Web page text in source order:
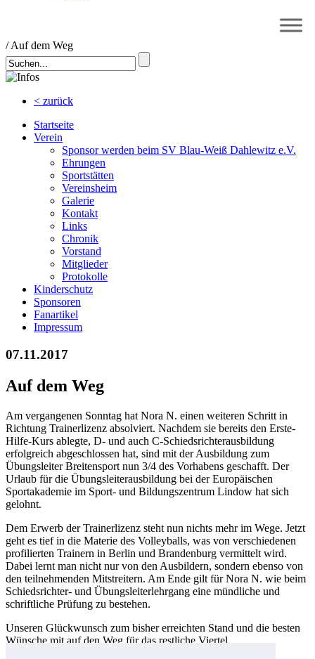
/Auf dem Weg
< zurück
Startseite
Verein
Sponsor werden beim SV Blau-Weiß Dahlewitz e.V.
Ehrungen
Sportstätten
Vereinsheim
Galerie
Kontakt
Links
Chronik
Vorstand
Mitglieder
Protokolle
Kinderschutz
Sponsoren
Fanartikel
Impressum
07.11.2017
Auf dem Weg
Am vergangenen Sonntag hat Nora N. einen weiteren Schritt in
Richtung Trainerlizenz absolviert. Nachdem sie bereits den Erste-
Hilfe-Kurs ablegte, D- und auch C-Schiedsrichterausbildung
erfolgreich abgeschlossen hat, sind mit der Ausbildung zum
Übungsleiter Breitensport nun 3/4 des Vorhabens geschafft. Der
Urlaub für die Übungsleiterausbildung bei der Europäischen
Sportakademie im Sport- und Bildungszentrum Lindow hat sich
gelohnt.
Dem Erwerb der Trainerlizenz steht nun nichts mehr im Wege. Jetzt
geht es tief in die Materie des Volleyballs, was von verschiedenen
profilierten Trainern in Berlin und Brandenburg vermittelt wird.
Dabei lernt man nicht nur von den Ausbildern, sondern ebenso von
den teilnehmenden Mitstreitern. Am Ende gilt für Nora N. wie beim
Schiedsrichter- und Übungsleiterlehrgang eine mündliche und
schriftliche Prüfung zu bestehen.
Unseren Glückwunsch zum bisher erreichten Stand und die besten
Wünsche mit auf den Weg für das restliche Viertel.